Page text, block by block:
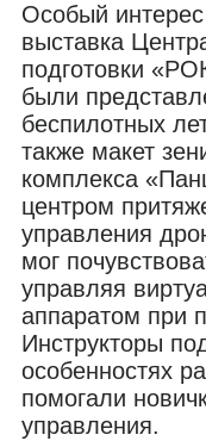
Особый
выставка
подготовки
были
беспилотных
также макет
комплекса
центром
управления
мог
управляя
аппаратом при
Инструкторы
особенностях
помогали
управления.